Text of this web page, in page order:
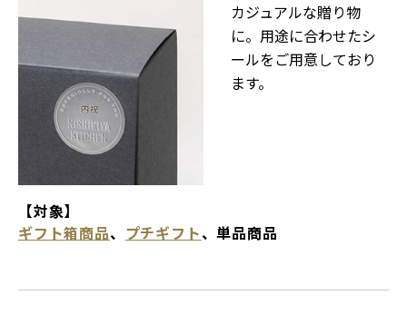
カジュアルな贈り物
に。用途に合わせたシ
ールをご用意しており
ます。
【対象】
ギフト箱商品、 プチギフト、単品商品